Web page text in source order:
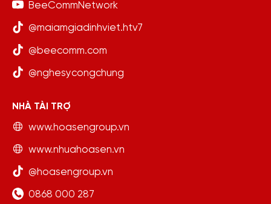
BeeCommNetwork
@maiamgiadinhviet.htv7
@beecomm.com
@nghesycongchung
NHÀ TÀI TRỢ
www.hoasengroup.vn
www.nhuahoasen.vn
@hoasengroup.vn
0868 000 287